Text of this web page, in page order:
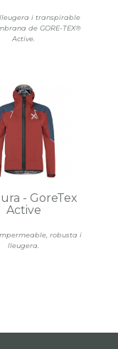
i transpirable
de GORE-TEX®
Active.
robusta i
lleugera.
- GoreTex
Active